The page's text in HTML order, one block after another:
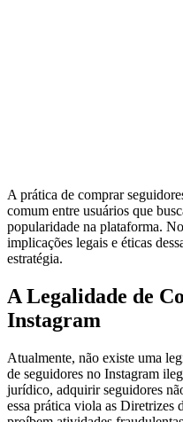
A prática de comprar
comum entre usuários que
popularidade na plataforma.
implicações legais e éticas
estratégia.
A Legalidade de
Instagram
Atualmente, não existe uma
de seguidores no Instagram
jurídico, adquirir seguidores
essa prática viola as Diretrizes